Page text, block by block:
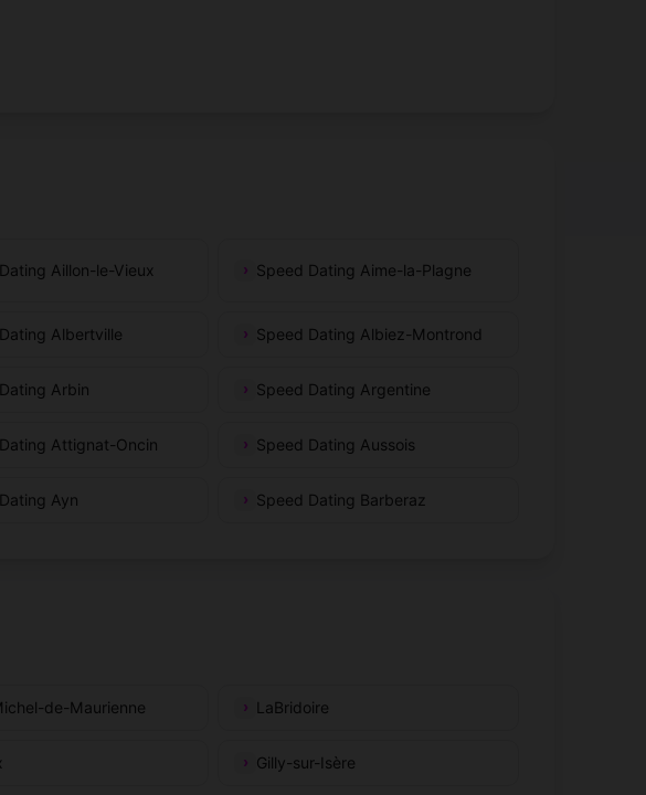
Aillon-le-Vieux Speed Dating Aime-la-Plagne
Albertville Speed Dating Albiez-Montrond
Arbin Speed Dating Argentine
Attignat-Oncin Speed Dating Aussois
Ayn Speed Dating Barberaz
de-Maurienne LaBridoire
Gilly-sur-Isère